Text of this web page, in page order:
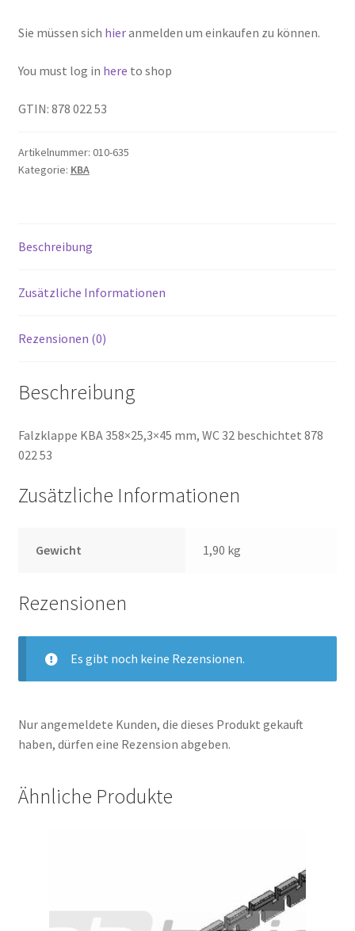
Sie müssen sich hieranmelden um einkaufen zu können.
You must log in here to shop
GTIN: 878 022 53
Artikelnummer: 010-635
Kategorie: KBA
Beschreibung
Zusätzliche Informationen
Rezensionen (0)
Beschreibung
Falzklappe KBA 358×25,3×45 mm, WC 32 beschichtet 878
022 53
Zusätzliche Informationen
Gewicht 1,90 kg
Rezensionen
Es gibt noch keine Rezensionen.
Nur angemeldete Kunden, die dieses Produkt gekauft
haben, dürfen eine Rezension abgeben.
Ähnliche Produkte